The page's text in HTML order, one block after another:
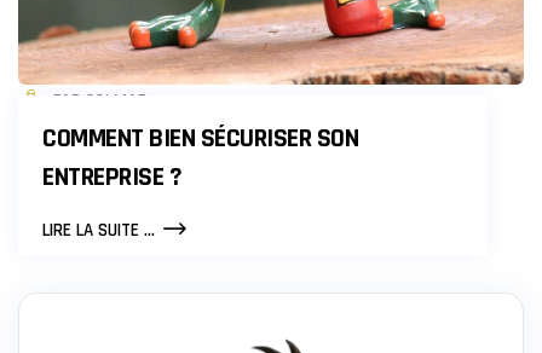
PAR COLMAR
COMMENT BIEN SÉCURISER SON
ENTREPRISE ?
LIRE LA SUITE ...COMMENT
SON